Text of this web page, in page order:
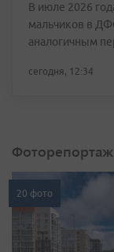
В июле 2026
мальчиков в
аналогичным
сегодня, 12:34
Фоторепортаж
20 фото